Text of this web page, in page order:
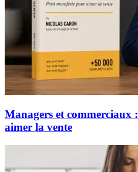
Managers et commerciaux
aimer la vente